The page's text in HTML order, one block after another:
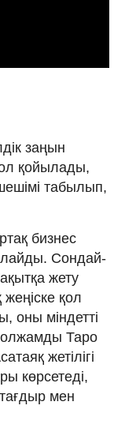
заңын
қойылады,
табылып,
бизнес
Сондай-
жету
қол
оны міндетті
Таро
жетілігі
көрсетеді,
мен